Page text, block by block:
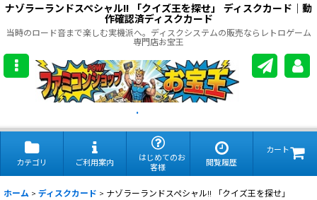
ナゾラーランドスペシャル!! 「クイズ王を探せ」 ディスクカード｜動
作確認済ディスクカード
当時のロード音まで楽しむ実機派へ。ディスクシステムの販売ならレトロゲーム
専門店お宝王
.
カテゴリ ご利用案内
はじめてのお
客様
閲覧履歴
カート
ホーム > ディスクカード > ナゾラーランドスペシャル!! 「クイズ王を探せ」